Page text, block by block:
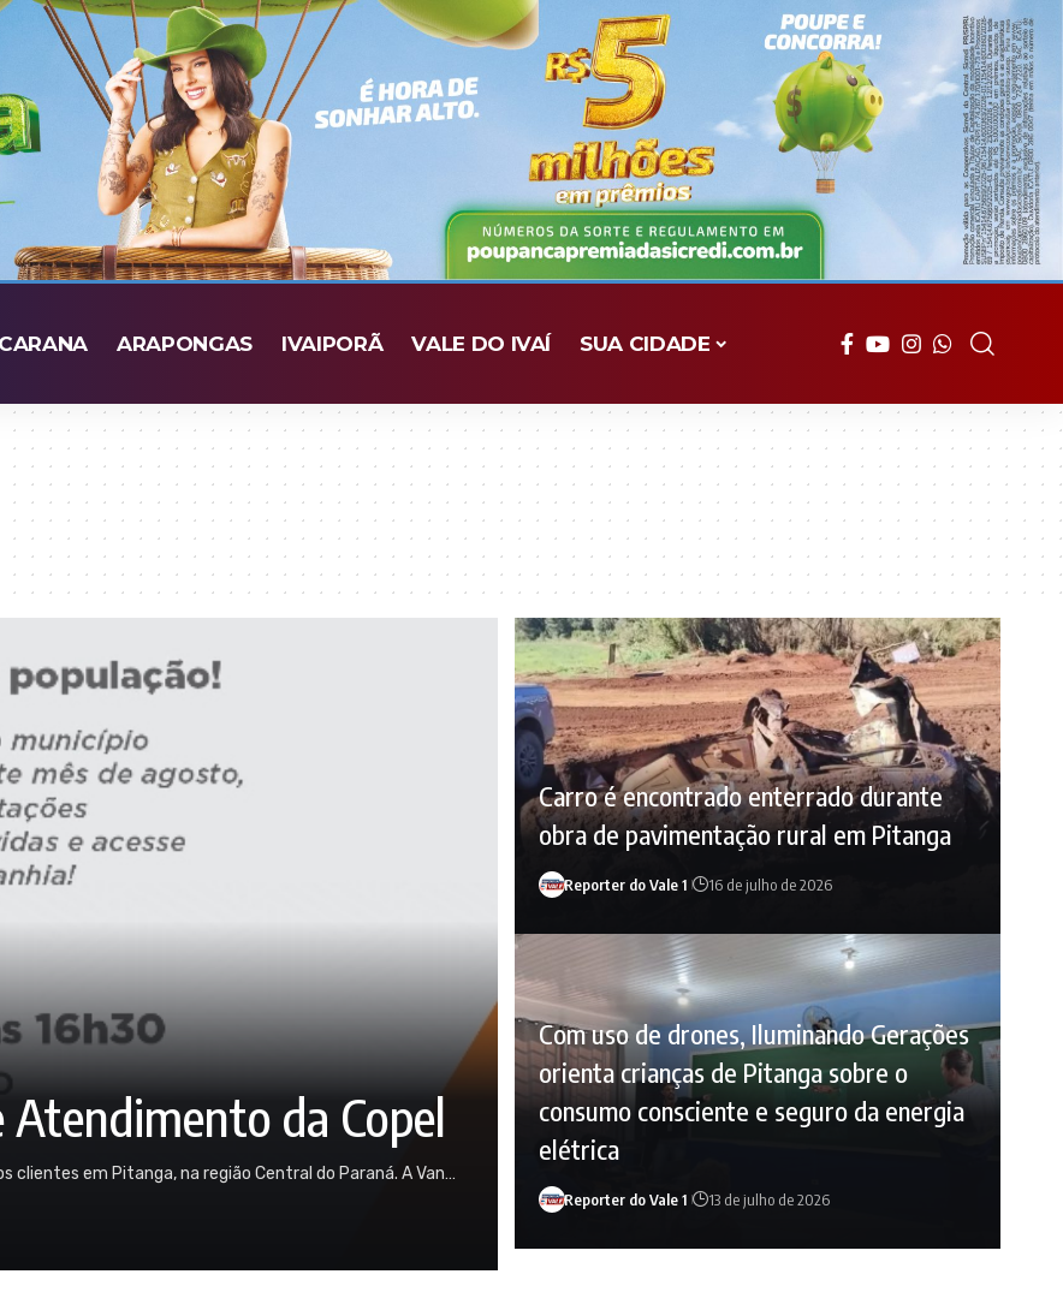
ARAPONGAS IVAIPORÃ VALE DO IVAÍ SUA CIDADE
Atendimento da Copel
clientes em Pitanga, na região Central do Paraná. A Van…
Carro é encontrado enterrado durante
obra de pavimentação rural em Pitanga
Reporter do Vale 1 16 de julho de 2026
Com uso de drones, Iluminando Gerações
orienta crianças de Pitanga sobre o
consumo consciente e seguro da energia
elétrica
Reporter do Vale 1 13 de julho de 2026